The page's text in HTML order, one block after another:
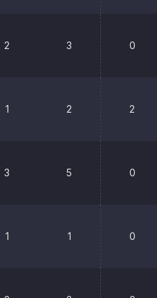
2 3 0
1 2 2
3 5 0
1 1 0